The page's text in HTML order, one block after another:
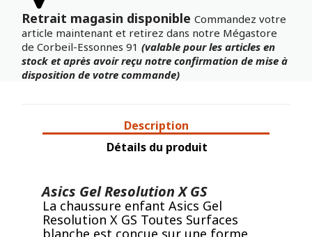
Retrait magasin disponible Commandez votre
article maintenant et retirez dans notre Mégastore
de Corbeil-Essonnes 91 (valable pour les articles en
stock et après avoir reçu notre confirmation de mise à
disposition de votre commande)
Description
Détails du produit
Asics Gel Resolution X GS
La chaussure enfant Asics Gel
Resolution X GS Toutes Surfaces
blanche est conçue sur une forme